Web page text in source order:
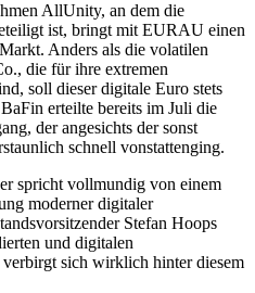
AllUnity, an dem die
ist, bringt mit EURAU einen
Anders als die volatilen
die für ihre extremen
soll dieser digitale Euro stets
erteilte bereits im Juli die
der angesichts der sonst
schnell vonstattenging.
spricht vollmundig von einem
moderner digitaler
Stefan Hoops
und digitalen
sich wirklich hinter diesem